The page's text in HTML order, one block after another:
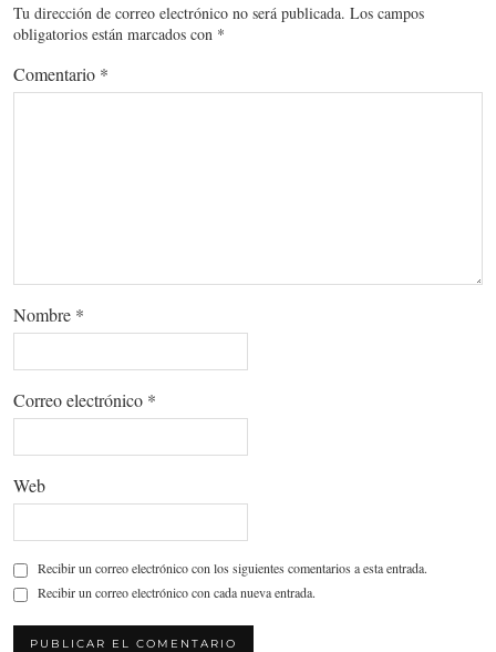
Tu dirección de correo electrónico no será publicada. Los campos
obligatorios están marcados con *
Comentario *
Nombre *
Correo electrónico *
Web
Recibir un correo electrónico con los siguientes comentarios a esta entrada.
Recibir un correo electrónico con cada nueva entrada.